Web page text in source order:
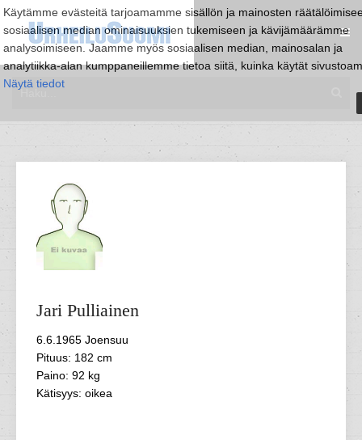
Käytämme evästeitä tarjoamamme sisällön ja mainosten
sosiaalisen median ominaisuuksien tukemiseen ja kävijämäärämme
analysoimiseen. Jaamme myös sosiaalisen median, mainosalan ja
analytiikka-alan kumppaneillemme tietoa siitä, kuinka käytät
Näytä tiedot
Jari Pulliainen
6.6.1965 Joensuu
Pituus: 182 cm
Paino: 92 kg
Kätisyys: oikea